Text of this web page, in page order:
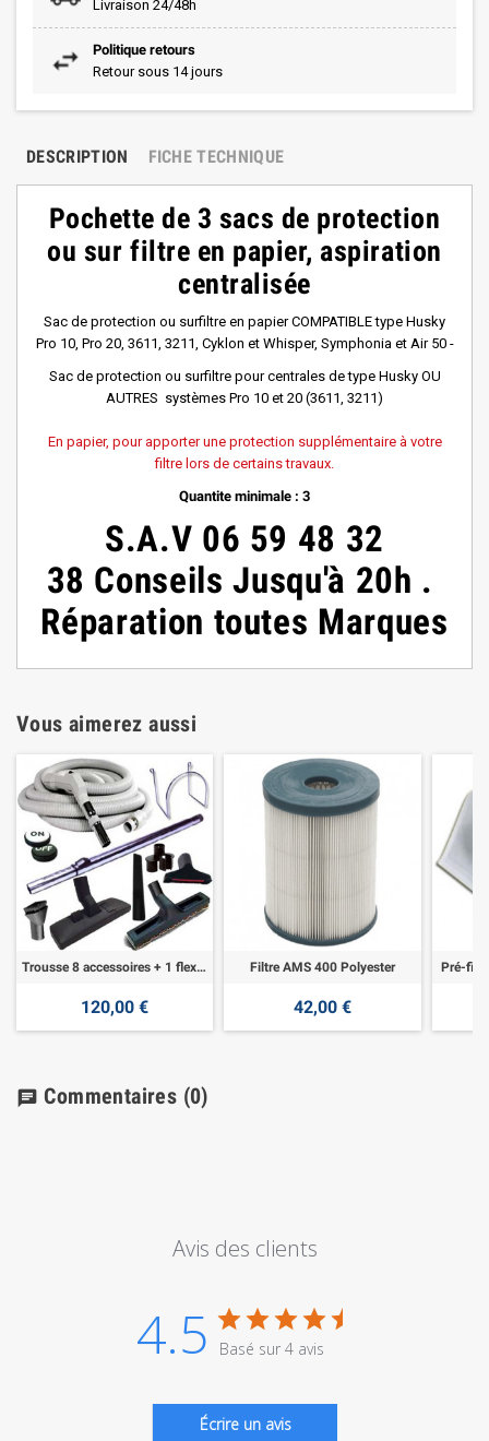
Livraison 24/48h
Politique retours
Retour sous 14 jours
DESCRIPTION FICHE TECHNIQUE
Pochette de 3 sacs de protection
ou sur filtre en papier, aspiration
centralisée
Sac de protection ou surfiltre en papier COMPATIBLE type Husky
Pro 10, Pro 20, 3611, 3211, Cyklon et Whisper, Symphonia et Air 50 -
Sac de protection ou surfiltre pour centrales de type Husky OU
AUTRES systèmes Pro 10 et 20 (3611, 3211)
En papier, pour apporter une protection supplémentaire à votre
filtre lors de certains travaux.
Quantite minimale : 3
S.A.V 06 59 48 32
38 ConseilsJusqu'à 20h .
Réparation toutes Marques
Vous aimerez aussi
Trousse 8 accessoires + 1 flexible 7,60 m
120,00 €
Filtre AMS 400 Polyester
42,00 €
Pré-
chat Commentaires (0)
Avis des clients
4.5 Basé sur 4 avis
Écrire un avis